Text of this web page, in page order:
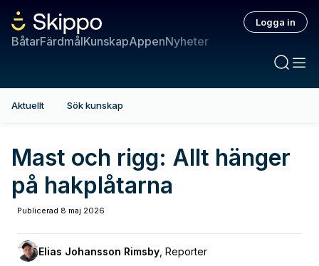
BåtarFärdmålKunskapAppenNyheter
Logga in
Aktuellt Sök kunskap
Mast och rigg: Allt hänger
på hakplåtarna
Publicerad 8 maj 2026
Elias Johansson Rimsby Reporter